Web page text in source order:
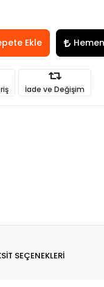
Ekle
İade ve Değişim
SEÇENEKLERİ